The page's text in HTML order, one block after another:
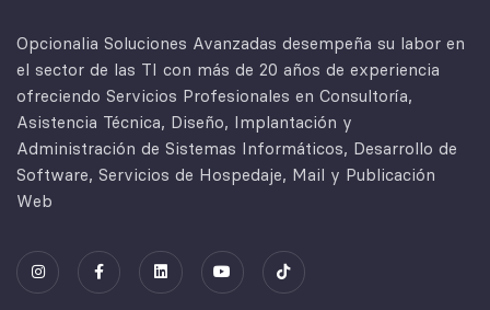
Opcionalia Soluciones Avanzadas desempeña su labor en
el sector de las TI con más de 20 años de experiencia
ofreciendo Servicios Profesionales en Consultoría,
Asistencia Técnica, Diseño, Implantación y
Administración de Sistemas Informáticos, Desarrollo de
Software, Servicios de Hospedaje, Mail y Publicación
Web